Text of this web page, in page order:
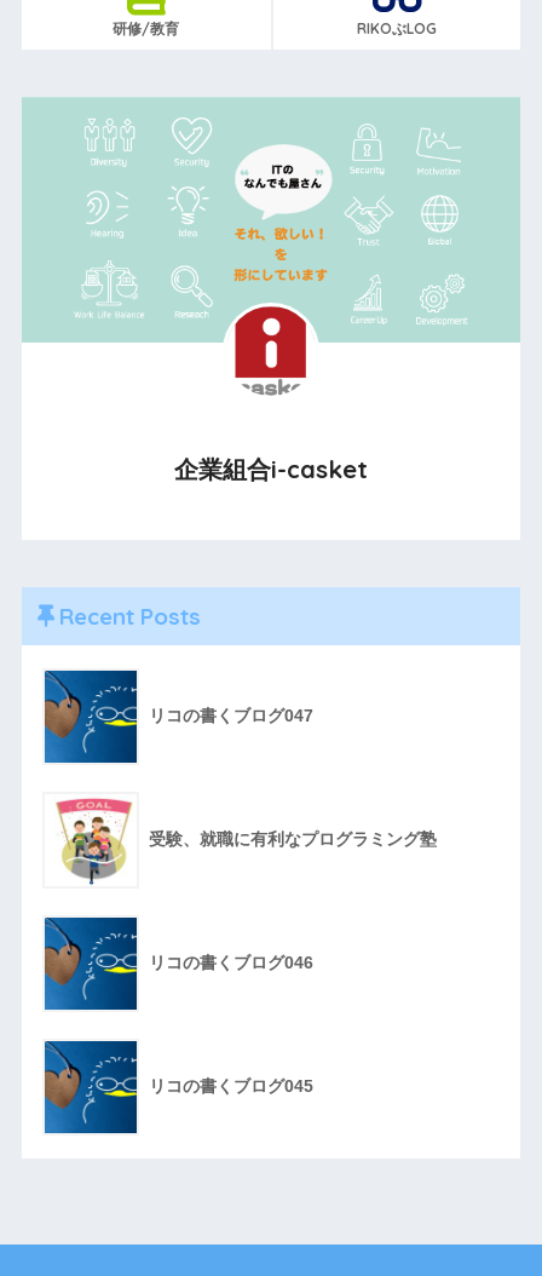
研修/教育 RIKOぶLOG
企業組合i-casket
Recent Posts
リコの書くブログ047
受験、就職に有利なプログラミング塾
リコの書くブログ046
リコの書くブログ045